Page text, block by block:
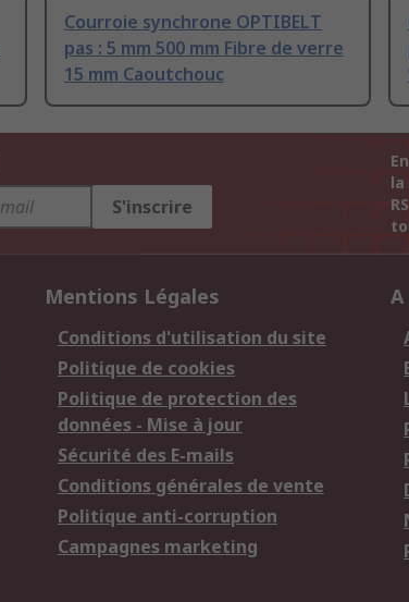
Courroie synchrone OPTIBELT
pas : 5 mm 500 mm Fibre de verre
15 mm Caoutchouc
S'inscrire
la
Mentions Légales
Conditions d'utilisation du site
Politique de cookies
Politique de protection des
données - Mise à jour
Sécurité des E-mails
Conditions générales de vente
Politique anti-corruption
Campagnes marketing
A